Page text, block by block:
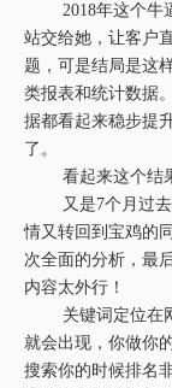
2018年这个牛逼
站交给她，让客户
题，可是结局是这
类报表和统计数据
据都看起来稳步提
了。
看起来这个结果
又是7个月过去
情又转回到宝鸡的
次全面的分析，最
内容太外行！
关键词定位在网
就会出现，你做你
搜索你的时候排名